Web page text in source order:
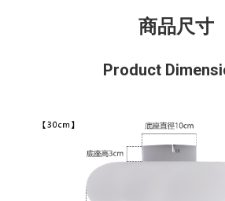
商品尺寸
Product